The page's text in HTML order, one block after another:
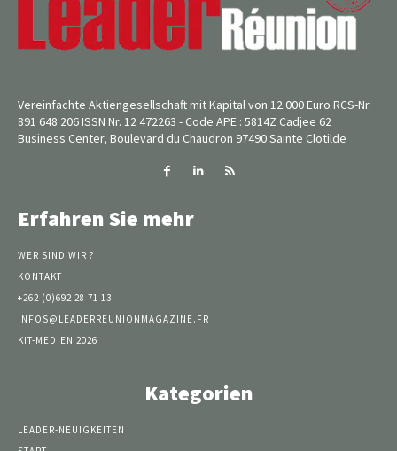
Vereinfachte Aktiengesellschaft mit Kapital von 12.000 Euro RCS-Nr.
891 648 206 ISSN Nr. 12 472263 - Code APE : 5814Z Cadjee 62
Business Center, Boulevard du Chaudron 97490 Sainte Clotilde
Erfahren Sie mehr
WER SIND WIR ?
KONTAKT
+262 (0)692 28 71 13
INFOS@LEADERREUNIONMAGAZINE.FR
KIT-MEDIEN 2026
Kategorien
LEADER-NEUIGKEITEN